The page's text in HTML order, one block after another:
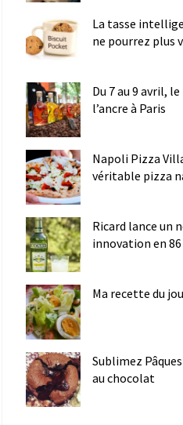
La tasse
ne pourrez plus
Du 7 au 9 avril,
l’ancre à Paris
Napoli Pizza
véritable pizza
Ricard lance un
innovation en 86
Ma recette du
Sublimez
au chocolat